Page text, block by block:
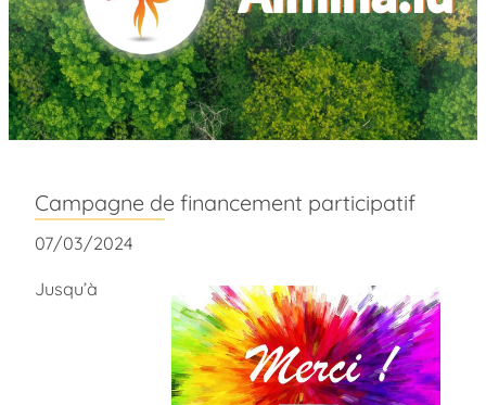
Campagne de financement participatif
07/03/2024
Jusqu’à